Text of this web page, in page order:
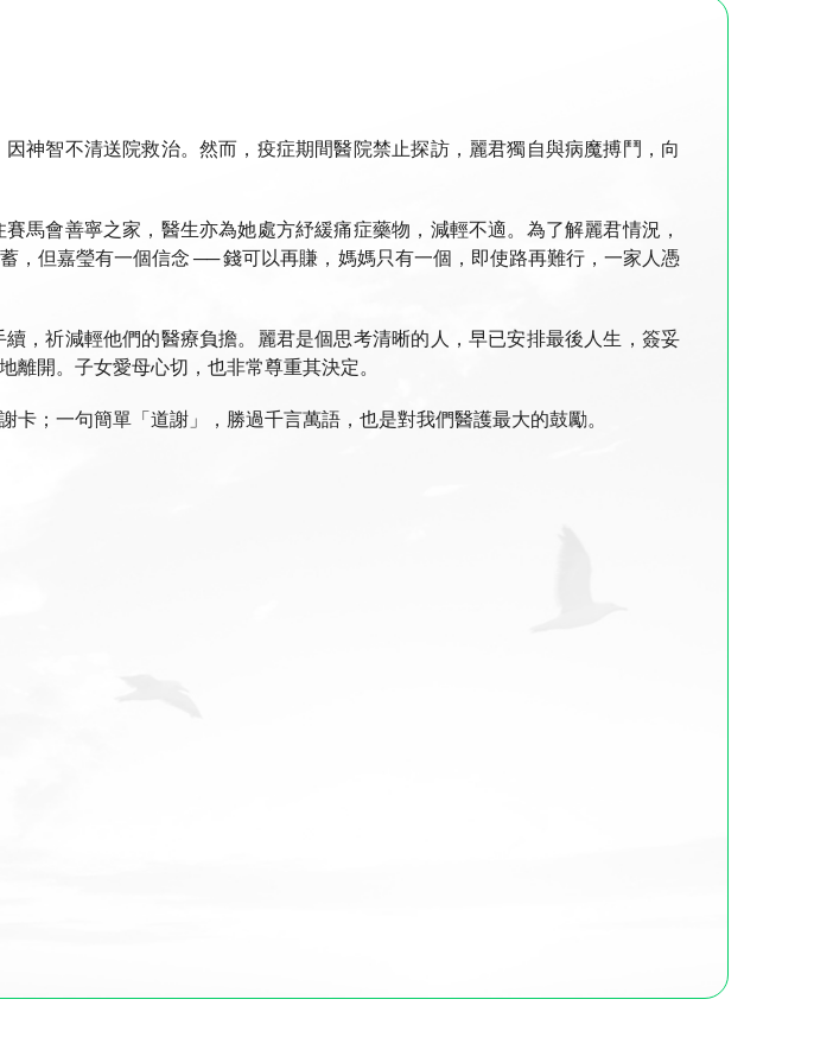
神智不清送院救治。然而，疫症期間醫院禁止探訪，麗君獨自與病魔搏鬥，向
馬會善寧之家，醫生亦為她處方紓緩痛症藥物，減輕不適。為了解麗君情況，
但嘉瑩有一個信念 ── 錢可以再賺，媽媽只有一個，即使路再難行，一家人憑
，祈減輕他們的醫療負擔。麗君是個思考清晰的人，早已安排最後人生，簽妥
離開。子女愛母心切，也非常尊重其決定。
；一句簡單「道謝」，勝過千言萬語，也是對我們醫護最大的鼓勵。